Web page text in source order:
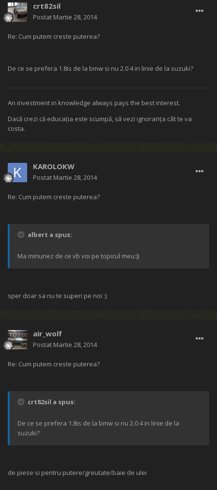
crt82sil
Postat Martie 28, 2014
Re: Cum putem creste puterea?
De ce se prefera 1.8is de la bmw si nu 2.0 4 in linie de la suzuki?
An investment in knowledge always pays the best interest.
Dacă crezi că educaţia este scumpă, să vezi ignoranţa cât te va
costa.
KAROLOKW
Postat Martie 28, 2014
Re: Cum putem creste puterea?
albert a spus:
Ma minunez de ce vb voi pe topicul meu:))
sper doar sa nu te superi pe noi :)
air_wolf
Postat Martie 28, 2014
Re: Cum putem creste puterea?
crt82sil a spus:
De ce se prefera 1.8is de la bmw si nu 2.0 4 in linie de la
suzuki?
de piese si pentru putere/greutate/baie de ulei